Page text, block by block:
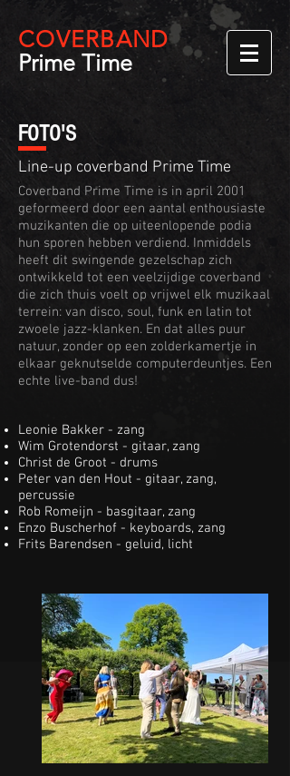
COVERBAND
Prime Time
FOTO'S
Line-up coverband Prime Time
Coverband Prime Time is in april 2001
geformeerd door een aantal enthousiaste
muzikanten die op uiteenlopende podia
hun sporen hebben verdiend. Inmiddels
heeft dit swingende gezelschap zich
ontwikkeld tot een veelzijdige coverband
die zich thuis voelt op vrijwel elk muzikaal
terrein: van disco, soul, funk en latin tot
zwoele jazz-klanken. En dat alles puur
natuur, zonder op een zolderkamertje in
elkaar geknutselde computerdeuntjes. Een
echte live-band dus!
Leonie Bakker - zang
Wim Grotendorst - gitaar, zang
Christ de Groot - drums
Peter van den Hout - gitaar, zang,
percussie
Rob Romeijn - basgitaar, zang
Enzo Buscherhof - keyboards, zang
Frits Barendsen - geluid, licht